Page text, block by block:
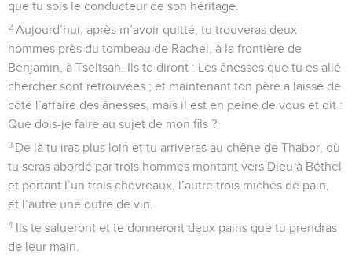
que tu sois le conducteur de son héritage.
2 Aujourd’hui, après m’avoir quitté, tu trouveras deux
hommes près du tombeau de Rachel, à la frontière de
Benjamin, à Tseltsah. Ils te diront : Les ânesses que tu es allé
chercher sont retrouvées ; et maintenant ton père a laissé de
côté l’affaire des ânesses, mais il est en peine de vous et dit :
Que dois-je faire au sujet de mon fils ?
3 De là tu iras plus loin et tu arriveras au chêne de Thabor, où
tu seras abordé par trois hommes montant vers Dieu à Béthel
et portant l’un trois chevreaux, l’autre trois miches de pain,
et l’autre une outre de vin.
4 Ils te salueront et te donneront deux pains que tu prendras
de leur main.